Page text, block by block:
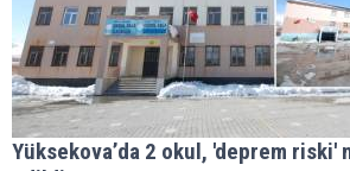
Yüksekova’da 2 okul, 'deprem riski'